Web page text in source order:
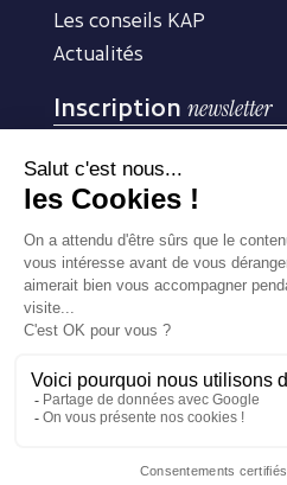
Les conseils KAP
Actualités
Inscription newsletter
conseils d’experts
m'inscrire
COPYRIGHT © 2025 – KAP BY
LÉGALES/DONNÉES
À compter du 8 août, le magasin KAP